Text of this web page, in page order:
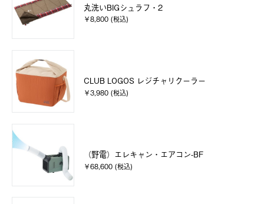
丸洗いBIGシュラフ・2
￥8,800 (税込)
CLUB LOGOS レジチャリクーラー
￥3,980 (税込)
（野電）エレキャン・エアコン-BF
￥68,600 (税込)